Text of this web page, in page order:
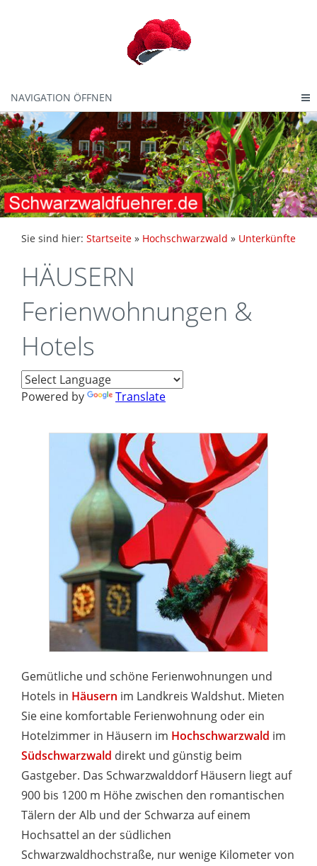
NAVIGATION ÖFFNEN
Sie sind hier: Startseite » Hochschwarzwald » Unterkünfte
HÄUSERN
Ferienwohnungen &
Hotels
Powered by Translate
Gemütliche und schöne Ferienwohnungen und
Hotels in Häusern im Landkreis Waldshut. Mieten
Sie eine komfortable Ferienwohnung oder ein
Hotelzimmer in Häusern im Hochschwarzwald im
Südschwarzwald direkt und günstig beim
Gastgeber. Das Schwarzwalddorf Häusern liegt auf
900 bis 1200 m Höhe zwischen den romantischen
Tälern der Alb und der Schwarza auf einem
Hochsattel an der südlichen
Schwarzwaldhochstraße, nur wenige Kilometer von